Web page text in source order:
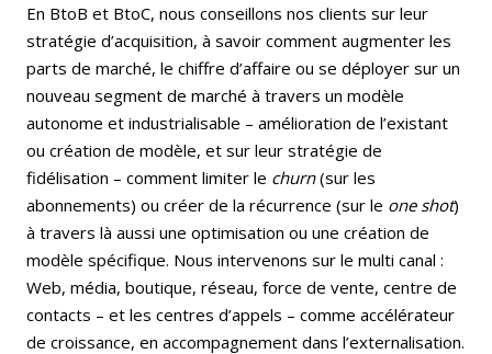
En BtoB et BtoC, nous conseillons nos clients sur leur
stratégie d’acquisition, à savoir comment augmenter les
parts de marché, le chiffre d’affaire ou se déployer sur un
nouveau segment de marché à travers un modèle
autonome et industrialisable – amélioration de l’existant
ou création de modèle, et sur leur stratégie de
fidélisation – comment limiter le churn(sur les
abonnements) ou créer de la récurrence (sur le one shot)
à travers là aussi une optimisation ou une création de
modèle spécifique. Nous intervenons sur le multi canal :
Web, média, boutique, réseau, force de vente, centre de
contacts – et les centres d’appels – comme accélérateur
de croissance, en accompagnement dans l’externalisation.